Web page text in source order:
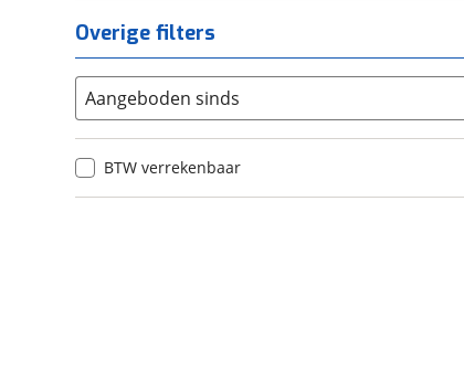
USB aansluiting
Buddyseat
Onderhoudsboekjes
Sportuitlaat
Topkoffer
Zijkoffer
Overige filters
Aangeboden sinds
BTW verrekenbaar